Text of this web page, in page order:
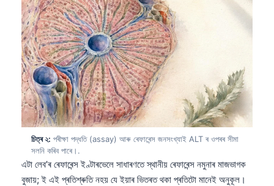
চিত্ৰ ২: পৰীক্ষা পদ্ধতি (assay) আৰু ৰেফাৰেন্স জনসংখ্যাই ALT ৰ ওপৰৰ সীমা
সলনি কৰিব পাৰে।.
এটা লেব’ৰ ৰেফাৰেন্স ইণ্টাৰভেলে সাধাৰণতে স্থানীয় ৰেফাৰেন্স নমুনাৰ মাজভাগক
বুজায়; ই এই প্ৰতিশ্ৰুতি নহয় যে ইয়াৰ ভিতৰত থকা প্ৰতিটো মানেই অনুকূল।